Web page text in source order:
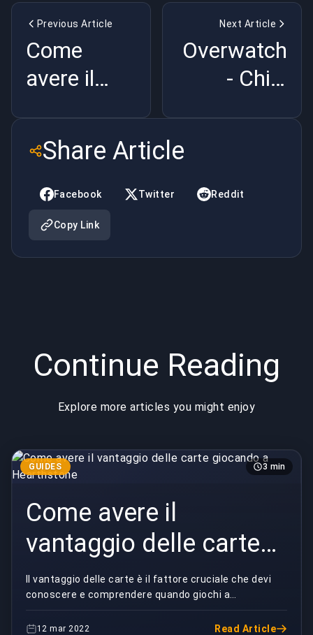
Previous Article
Come
avere il
delle carte
giocando a
Hearthstone
Next Article
Overwatch
- Chi è
Overwatch
Share Article
Facebook Twitter Reddit
Copy Link
Continue Reading
Explore more articles you might enjoy
GUIDES 3 min
Come avere il
vantaggio delle carte
giocando a
Hearthstone
Il vantaggio delle carte è il fattore cruciale che devi
conoscere e comprendere quando giochi a
Hearthstone. Ha anche una relazione con l'idea di
otte...
12 mar 2022 Read Article